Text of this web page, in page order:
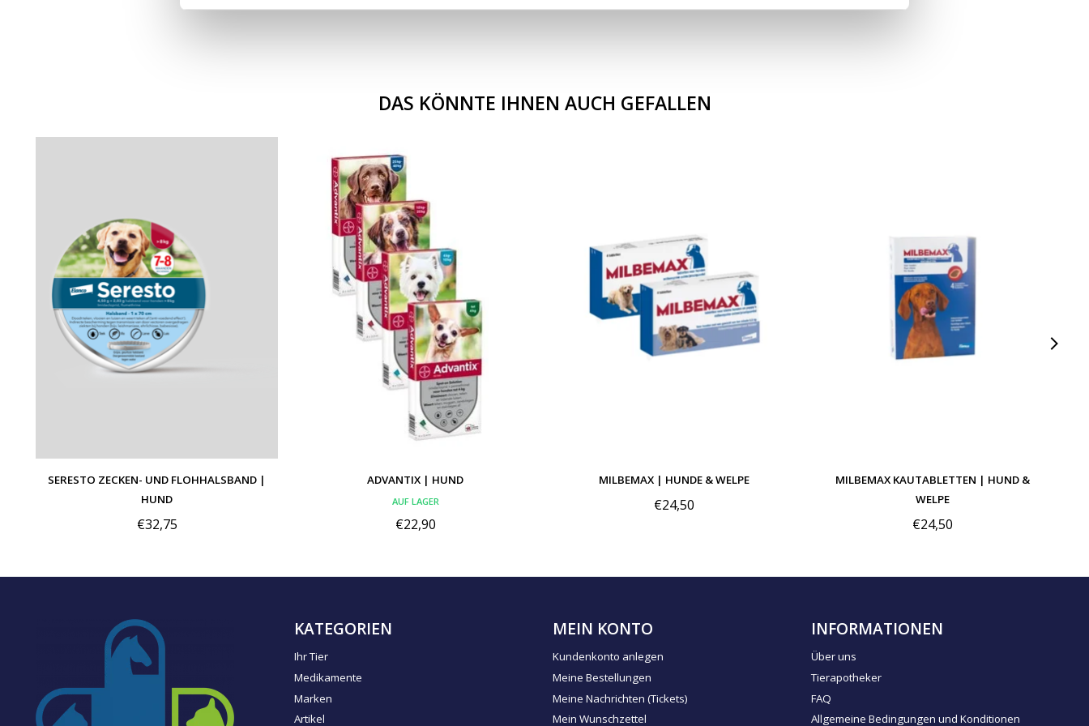
DAS KÖNNTE IHNEN AUCH GEFALLEN
SERESTO ZECKEN- UND FLOHHALSBAND |
HUND
€32,75
ADVANTIX | HUND
AUF LAGER
€22,90
MILBEMAX | HUNDE & WELPE
€24,50
MILBEMAX KAUTABLETTEN | HUND &
WELPE
€24,50
KATEGORIEN
Ihr Tier
Medikamente
Marken
Artikel
MEIN KONTO
Kundenkonto anlegen
Meine Bestellungen
Meine Nachrichten (Tickets)
Mein Wunschzettel
INFORMATIONEN
Über uns
Tierapotheker
FAQ
Allgemeine Bedingungen und Konditionen